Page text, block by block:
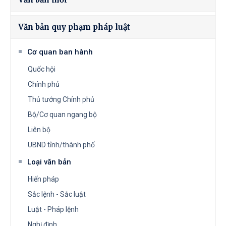
Văn bản quy phạm pháp luật
Cơ quan ban hành
Quốc hội
Chính phủ
Thủ tướng Chính phủ
Bộ/Cơ quan ngang bộ
Liên bộ
UBND tỉnh/thành phố
Loại văn bản
Hiến pháp
Sắc lệnh - Sắc luật
Luật - Pháp lệnh